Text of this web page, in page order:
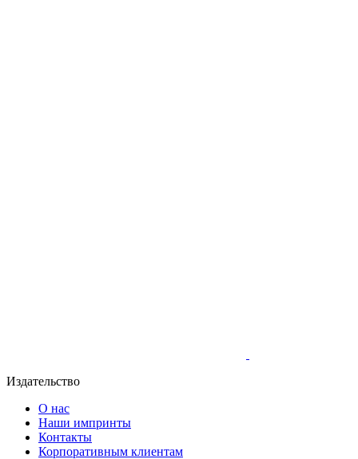
Издательство
О нас
Наши импринты
Контакты
Корпоративным клиентам